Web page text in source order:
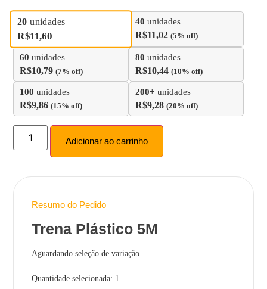
20 unidades
R$11,60
40 unidades
R$11,02 (5% off)
60unidades
R$10,79 (7% off)
80 unidades
R$10,44 (10% off)
100unidades
R$9,86 (15% off)
200+ unidades
R$9,28 (20% off)
Adicionar ao carrinho
Resumo do Pedido
Trena Plástico 5M
Aguardando seleção de variação...
Quantidade selecionada: 1